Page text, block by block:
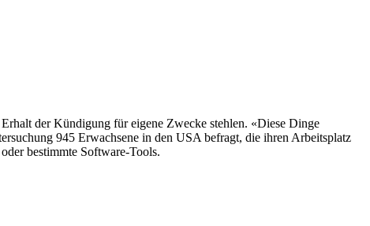
der Kündigung für eigene Zwecke stehlen. «Diese Dinge
945 Erwachsene in den USA befragt, die ihren Arbeitsplatz
bestimmte Software-Tools.